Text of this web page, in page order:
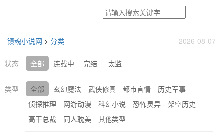
镇魂小说网 > 分类 2026-08-07
状态 全部 连载中 完结 太监
类型 全部 玄幻魔法 武侠修真 都市言情
历史军事
侦探推理
网游动漫 科幻小说 恐怖灵异
架空历史
高干总裁
同人耽美 其他类型